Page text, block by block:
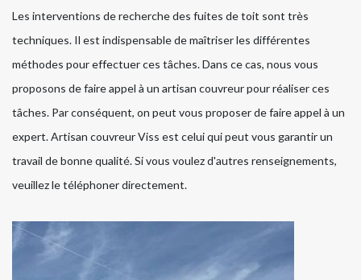
Les interventions de recherche des fuites de toit sont très
techniques. Il est indispensable de maîtriser les différentes
méthodes pour effectuer ces tâches. Dans ce cas, nous vous
proposons de faire appel à un artisan couvreur pour réaliser ces
tâches. Par conséquent, on peut vous proposer de faire appel à un
expert. Artisan couvreur Viss est celui qui peut vous garantir un
travail de bonne qualité. Si vous voulez d'autres renseignements,
veuillez le téléphoner directement.